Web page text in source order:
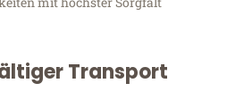
Transport